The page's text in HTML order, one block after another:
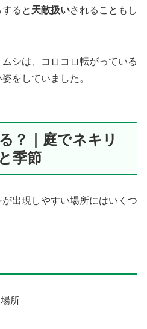
ると 天敵扱いされることもし
シは、コロコロ転がっている
をしていました。
？｜庭でネキリ
季節
出現しやすい場所にはいくつ
所